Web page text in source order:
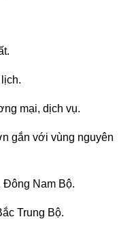
mại, dịch vụ.
gắn với vùng nguyên
Đông Nam Bộ.
Trung Bộ.